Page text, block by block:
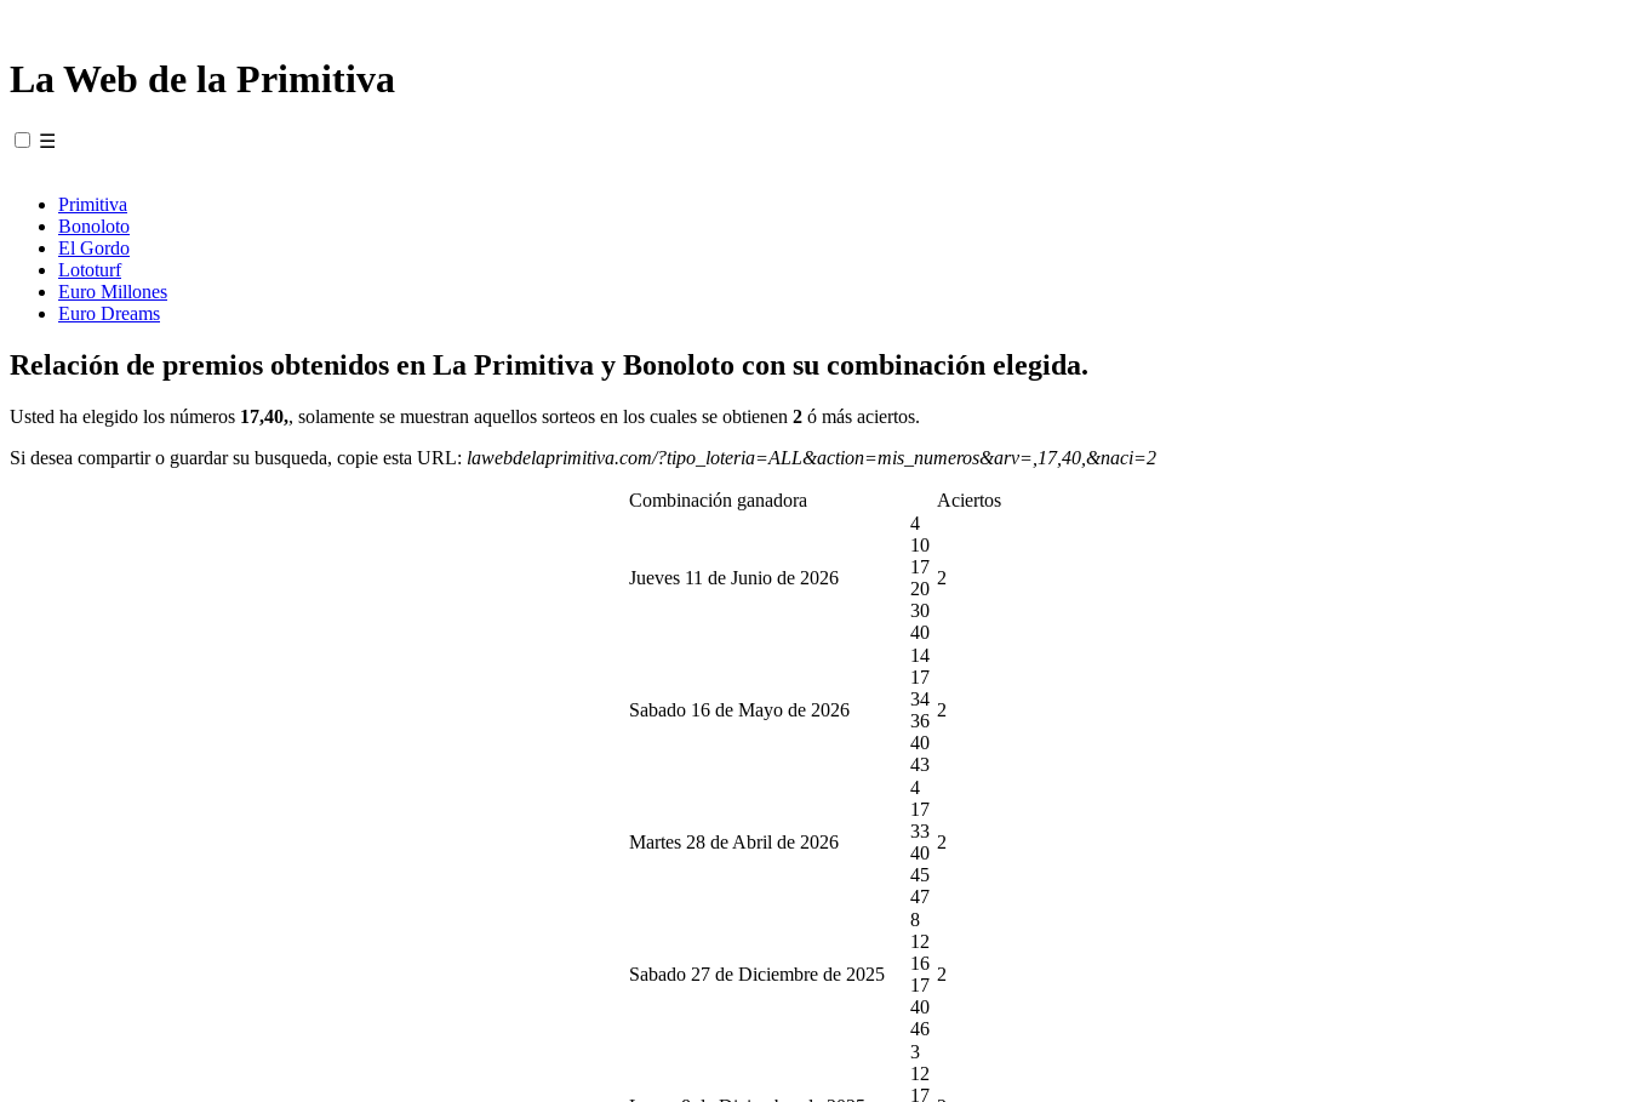
La Web de la Primitiva
☰
Primitiva
Bonoloto
El Gordo
Lototurf
Euro Millones
Euro Dreams
Relación de premios obtenidos en La Primitiva y Bonoloto con su combinación elegida.
Usted ha elegido los números 17,40,, solamente se muestran aquellos sorteos en los cuales se obtienen 2 ó más aciertos.
Si desea compartir o guardar su busqueda, copie esta URL: lawebdelaprimitiva.com/?tipo_loteria=ALL&action=mis_numeros&arv=,17,40,&naci=2
Combinación ganadora Aciertos
Jueves 11 de Junio de 2026
4
10
17
20
30
40
2
Sabado 16 de Mayo de 2026
14
17
34
36
40
43
2
Martes 28 de Abril de 2026
4
17
33
40
45
47
2
Sabado 27 de Diciembre de 2025
8
12
16
17
40
46
2
3
12
17